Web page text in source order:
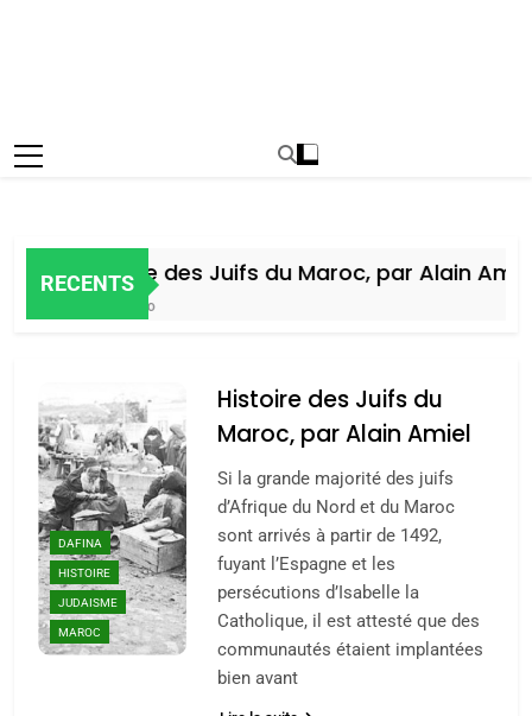
RECENTS
Histoire des Juifs du Maroc, par Alain Amiel
DAFINA
HISTOIRE
JUDAISME
MAROC
Histoire des Juifs du
Maroc, par Alain Amiel
Si la grande majorité des juifs
d’Afrique du Nord et du Maroc
sont arrivés à partir de 1492,
fuyant l’Espagne et les
persécutions d’Isabelle la
Catholique, il est attesté que des
communautés étaient implantées
bien avant